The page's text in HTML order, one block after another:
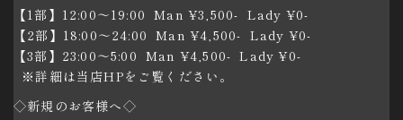
【1部】12:00〜19:00 Man ¥3,500- Lady ¥0-
【2部】18:00〜24:00 Man ¥4,500- Lady ¥0-
【3部】23:00〜5:00 Man ¥4,500- Lady ¥0-
※詳細は当店HPをご覧ください。
◇新規のお客様へ◇